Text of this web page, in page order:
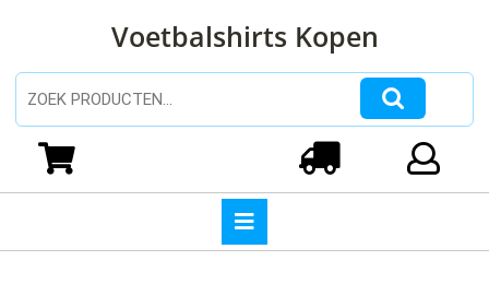
inhoud
Voetbalshirts Kopen
Zoeken naar: